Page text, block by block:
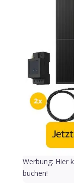
Werbung: Hier
buchen!